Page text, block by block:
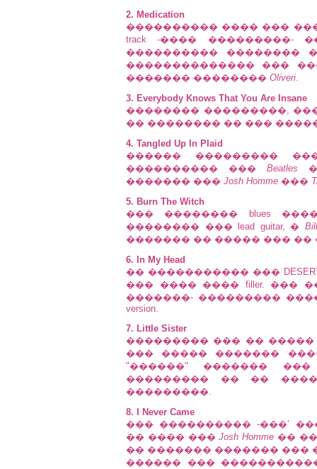
2. Medication
���������� ���� ���
track -����
���������� ��������
�������������� ���
������� �������� Oliveri.
3. Everybody Knows That You Are Insane
�������� ���������,
�� �������� �� ���
4. Tangled Up In Plaid
������ ���������
���������� ��� Beatles
������� ��� Josh Homme ���
5. Burn The Witch
��� �������� blues
�������� ��� lead guitar, �
������� �� ����� ��� ��
6. In My Head
�� ����������� ���
��� ���� ���� filler. ���
�������- ���������
version.
7. Little Sister
��������� ��� �� �����
��� ����� �������
"������" �������
��������� �� ��
���������.
8. I Never Came
��� ���������� -���’
�� ���� ���Josh Homme ��
�� ������� ������� ���
������ ���